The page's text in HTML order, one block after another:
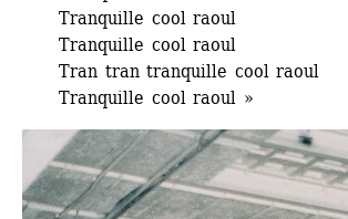
Tranquille cool raoul
Tranquille cool raoul
Tran tran tranquille cool raoul
Tranquille cool raoul »